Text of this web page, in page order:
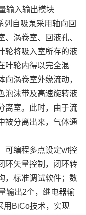
输入输出模块
自吸泵采用轴向回
涡卷室、回液孔、
轮将吸入室所存的液
叶轮内得以完全混
涡卷室外缘流动，
泡沫带及高速旋转液
离室。此时，由于流
被分离出来，气体通
可编程多点设定v/f控
环矢量控制，闭环转
，标准调试软件；数
输出2个，继电器输
用BiCo技术，实现